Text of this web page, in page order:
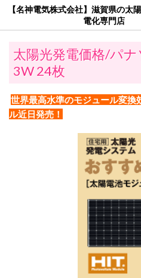
【名神電気株式会社】滋賀県の太
電化専門店
太陽光発電価格/パ
3W 24枚
世界最高水準のモジュール変
ル近日発売！